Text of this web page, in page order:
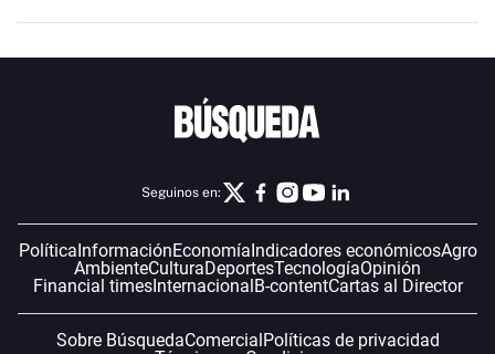
Seguinos en:
Política InformaciónEconomía Indicadores económicosAgro
AmbienteCulturaDeportesTecnologíaOpinión
Financial timesInternacional B-contentCartas al Director
Sobre BúsquedaComercial Políticas de privacidad